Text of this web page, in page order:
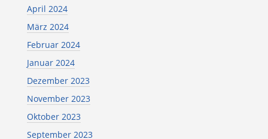
April 2024
März 2024
Februar 2024
Januar 2024
Dezember 2023
November 2023
Oktober 2023
September 2023